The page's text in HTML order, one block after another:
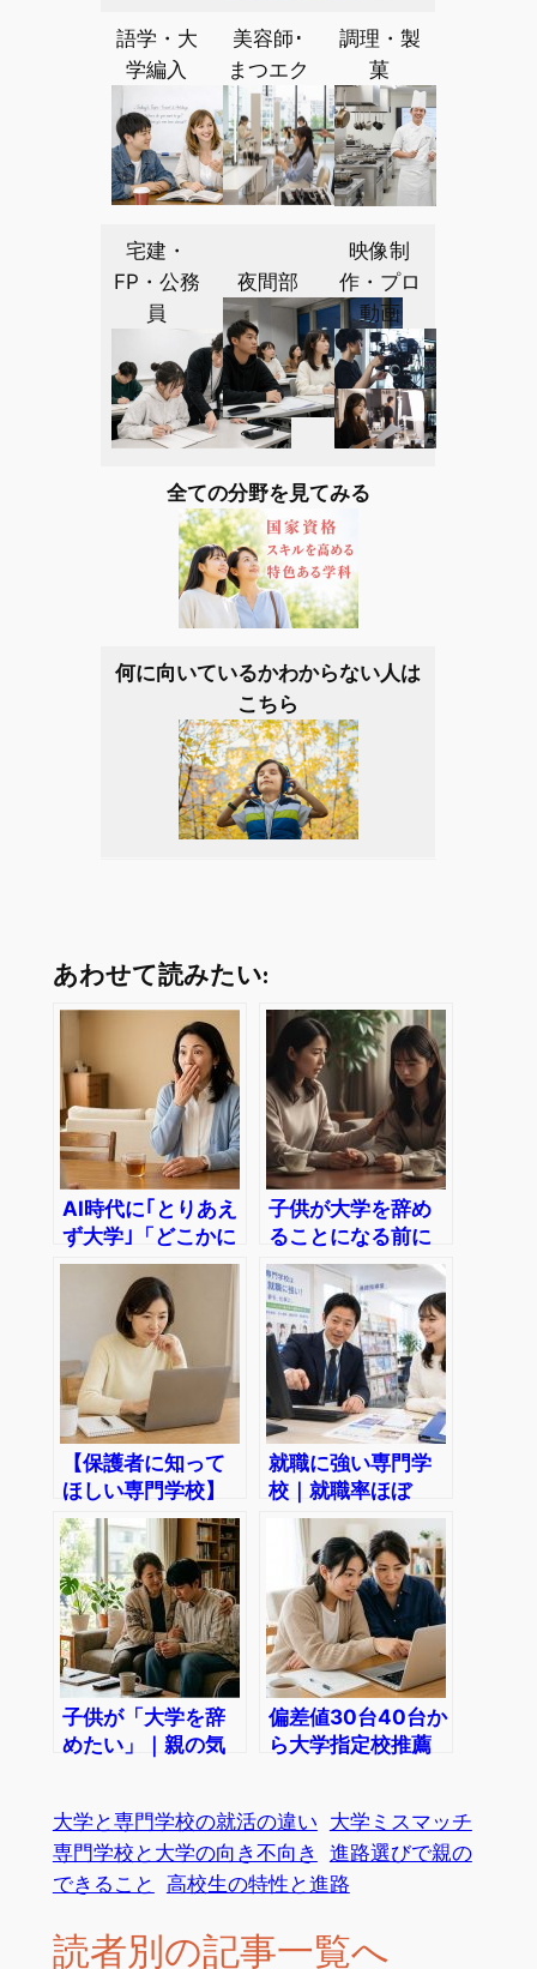
語学・大
学編入
美容師･
まつエク
調理・製
菓
宅建・
FP・公務
員
夜間部
映像制
作・プロ
動画
全ての分野を見てみる
何に向いているかわからない人は
こちら
あわせて読みたい:
AI時代に｢とりあえ
ず大学｣「どこかに
就職」の感覚じゃ
子供が大学を辞め
ることになる前に
｜高校生の保護者
へ
【保護者に知って
ほしい専門学校】
環境・学費・資
格・就職
就職に強い専門学
校｜就職率ほぼ
100％を支えてい
る仕組み
子供が「大学を辞
めたい」｜親の気
偏差値30台40台か
ら大学指定校推薦
大学と専門学校の就活の違い 大学ミスマッチ
専門学校と大学の向き不向き
進路選びで親の
できること
高校生の特性と進路
読者別の記事一覧へ